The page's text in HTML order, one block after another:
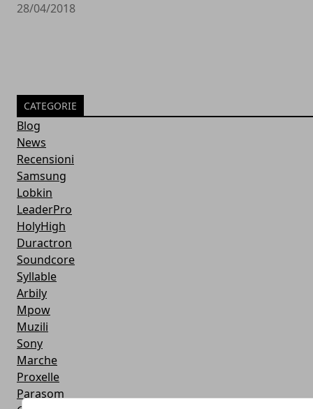
28/04/2018
CATEGORIE
Blog
News
Recensioni
Samsung
Lobkin
LeaderPro
HolyHigh
Duractron
Soundcore
Syllable
Arbily
Mpow
Muzili
Sony
Marche
Proxelle
Parasom